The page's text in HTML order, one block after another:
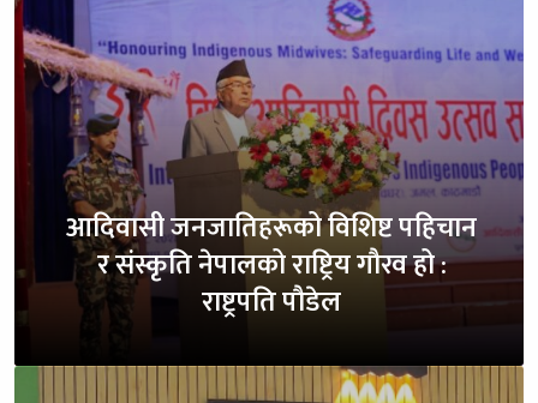
आदिवासी जनजातिहरूको विशिष्ट पहिचान
र संस्कृति नेपालको राष्ट्रिय गौरव हो :
राष्ट्रपति पौडेल